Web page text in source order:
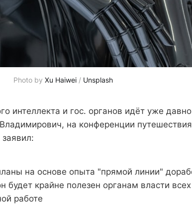
Photo by Xu Haiwei / Unsplash
интеллекта и гос. органов идёт уже
на конференции
заявил:
на основе опыта "прямой линии"
будет крайне полезен органам власти
работе